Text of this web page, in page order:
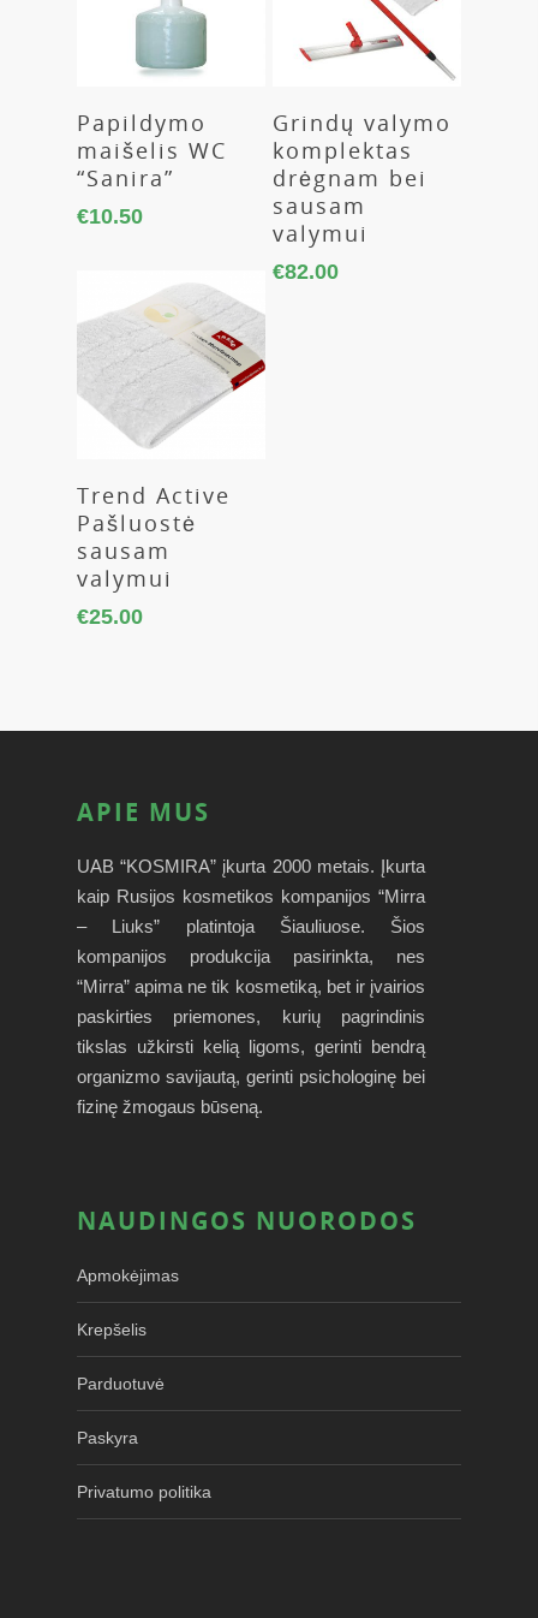
Daugiau
Papildymo
maišelis WC
“Sanira”
€10.50
Daugiau
Grindų valymo
komplektas
drėgnam bei
sausam
valymui
€82.00
Daugiau
Trend Active
Pašluostė
sausam
valymui
€25.00
APIE MUS
UAB “KOSMIRA” įkurta 2000 metais. Įkurta
kaip Rusijos kosmetikos kompanijos “Mirra
– Liuks” platintoja Šiauliuose. Šios
kompanijos produkcija pasirinkta, nes
“Mirra” apima ne tik kosmetiką, bet ir įvairios
paskirties priemones, kurių pagrindinis
tikslas užkirsti kelią ligoms, gerinti bendrą
organizmo savijautą, gerinti psichologinę bei
fizinę žmogaus būseną.
NAUDINGOS NUORODOS
Apmokėjimas
Krepšelis
Parduotuvė
Paskyra
Privatumo politika